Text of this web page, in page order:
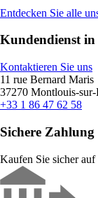
Entdecken Sie alle
Kundendienst
Kontaktieren Sie uns
11 rue Bernard Maris
37270 Montlouis-
+33 1 86 47 62 58
Sichere Zahlung
Kaufen Sie sicher auf